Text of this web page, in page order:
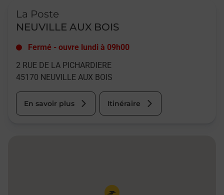
La Poste
NEUVILLE AUX BOIS
Fermé - ouvre lundi à 09h00
2 RUE DE LA PICHARDIERE
45170 NEUVILLE AUX BOIS
En savoir plus Itinéraire
Pin de la carte